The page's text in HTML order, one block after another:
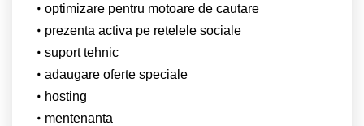
optimizare pentru motoare de cautare
prezenta activa pe retelele sociale
suport tehnic
adaugare oferte speciale
hosting
mentenanta